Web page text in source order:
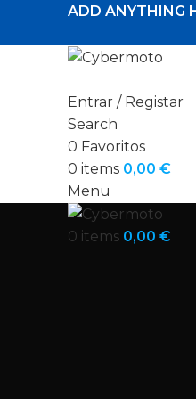
ADD ANYTHING
Entrar / Registar
Search
0 Favoritos
0 items 0,00 €
Menu
0 items 0,00 €